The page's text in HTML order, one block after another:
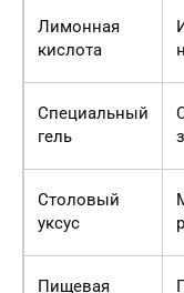
Лимонная
кислота
Специальный
гель
Столовый
уксус
Пищевая